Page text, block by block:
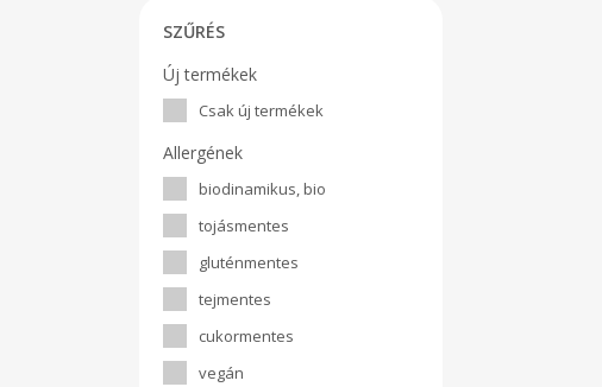
SZŰRÉS
Új termékek
Csak új termékek
Allergének
biodinamikus, bio
tojásmentes
gluténmentes
tejmentes
cukormentes
vegán